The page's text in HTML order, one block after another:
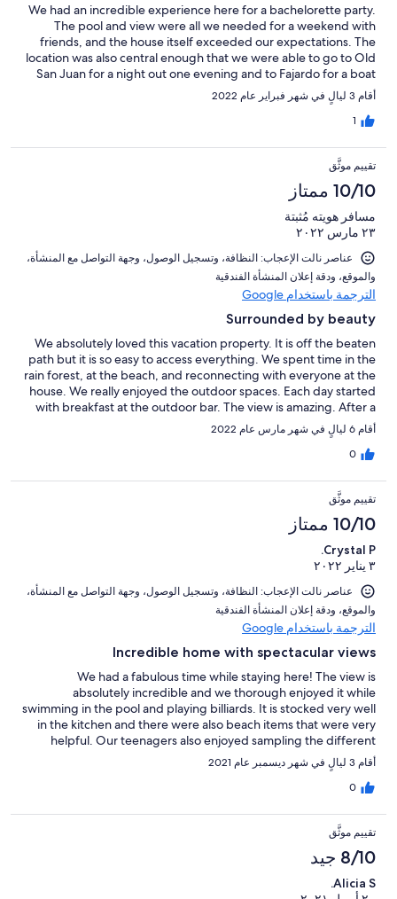
We had an incredible experience here for a bachelorette party.
The pool and view were all we needed for a weekend with
friends, and the house itself exceeded our expectations. The
location was also central enough that we were able to go to Old
San Juan for a night out one evening and to Fajardo for a boat
day. We would highly recommend!!
أقام 3 ليالٍ في شهر فبراير عام 2022
1
تقييم موثَّق
10/10 ممتاز
مسافر هويته مُثبتة
٢٣ مارس ٢٠٢٢
عناصر نالت الإعجاب: ⁦النظافة⁩، و⁦تسجيل الوصول⁩، و⁦جهة التواصل مع المنشأة⁩،
و⁦الموقع⁩، و⁦دقة إعلان المنشأة الفندقية⁩
الترجمة باستخدام Google
Surrounded by beauty
We absolutely loved this vacation property. It is off the beaten
path but it is so easy to access everything. We spent time in the
rain forest, at the beach, and reconnecting with everyone at the
house. We really enjoyed the outdoor spaces. Each day started
with breakfast at the outdoor bar. The view is amazing. After a
day of exploring it was so nice to come back and enjoy a cocktail
and spending time with family. Thank you Drew and Sarah for
sharing you wondrful home!
أقام 6 ليالٍ في شهر مارس عام 2022
0
تقييم موثَّق
10/10 ممتاز
Crystal P.
٣ يناير ٢٠٢٢
عناصر نالت الإعجاب: ⁦النظافة⁩، و⁦تسجيل الوصول⁩، و⁦جهة التواصل مع المنشأة⁩،
و⁦الموقع⁩، و⁦دقة إعلان المنشأة الفندقية⁩
الترجمة باستخدام Google
Incredible home with spectacular views
We had a fabulous time while staying here! The view is
absolutely incredible and we thorough enjoyed it while
swimming in the pool and playing billiards. It is stocked very well
in the kitchen and there were also beach items that were very
helpful. Our teenagers also enjoyed sampling the different
fruits on the property. Communication with property owner was
very prompt and helpful. Would highly recommend!
أقام 3 ليالٍ في شهر ديسمبر عام 2021
0
تقييم موثَّق
8/10 جيد
Alicia S.